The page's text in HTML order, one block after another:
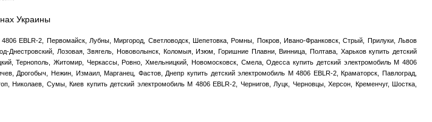
Украины
EBLR-2, Первомайск, Лубны, Миргород, Светловодск, Шепетовка, Ромны, Покров, Ивано-Франковск, Стрый, Прилуки, Львов
Днестровский, Лозовая, Звягель, Нововолынск, Коломыя, Изюм, Горишние Плавни, Винница, Полтава, Харьков купить детский
Тернополь, Житомир, Черкассы, Ровно, Хмельницкий, Новомосковск, Смела, Одесса купить детский электромобиль M 4806
Дрогобыч, Нежин, Измаил, Марганец, Фастов, Днепр купить детский электромобиль M 4806 EBLR-2, Краматорск, Павлоград,
Николаев, Сумы, Киев купить детский электромобиль M 4806 EBLR-2, Чернигов, Луцк, Черновцы, Херсон, Кременчуг, Шостка,